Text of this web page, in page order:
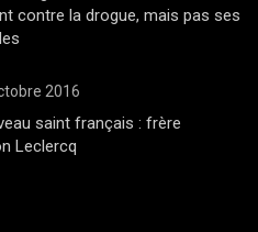
contre la drogue, mais pas ses
2016
saint français : frère
Leclercq